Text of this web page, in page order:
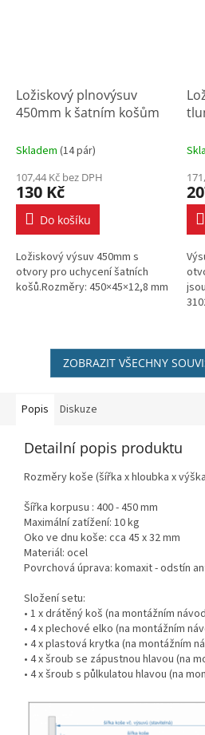
Ložiskový plnovýsuv
450mm k šatním košům
Skladem (14 pár)
107,44 Kč bez DPH
130 Kč
Do košíku
Ložiskový výsuv 450mm s
otvory pro uchycení šatních
košů.Rozměry: 450×45×12,8 mm
ZOBRAZIT VŠECHNY
Popis Diskuze
Detailní popis produktu
Rozměry koše (šířka x hloubka x
Šířka korpusu : 400 - 450 mm
Maximální zatížení: 10 kg
Oko ve dnu koše: cca 45 x 32 mm
Materiál: ocel
Povrchová úprava: komaxit - odstín
Složení setu:
• 1 x drátěný koš (na montážním
• 4 x plechové elko (na montážním
• 4 x plastová krytka (na montážním
• 4 x šroub se zápustnou hlavou (na
• 4 x šroub s půlkulatou hlavou (na